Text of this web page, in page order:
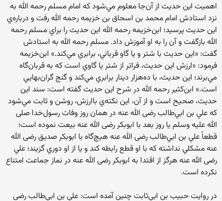
اهميت اين حديث از آن‌جا معلوم مي‌شود كه امام مسلم رحمه الله به
نزد استادش امام محمد بن اسحاق بن خزيمه رحمه الله رفت و درباره‌ي
اين حديث پرسيد؛ ابن‌خزيمه رحمه الله اين حديث را براي مسلم رحمه
الله بازگفت و آن را به او آموزش داد. مسلم رحمه الله به استادش
گفت: «اين حديث با شتر و يا گاو قرباني، برابري مي‌كند.» ابن‌خزيمه
فرمود: «ارزش اين حديث، فراتر از شتر يا گاوي است كه به قربان‌گاه
مي‌برند؛ اين حديث، با ده‌هزار دينار برابري مي‌كند و گنج گران‌بهايي
است.» ابن‌كثير رحمه الله در شرح اين حديث گفته است: سند اين
حديث، صحيح است و از آن، اين نكته‌ي باارزش، روشن و ثابت مي‌شود
كه علي بن ابي‌طالب رضی الله عنه در همان روز وفات رسول‌خدا صلی
الله علیه وسلم يا روز بعد با ابوبكر رضی الله عنه بيعت نموده است؛
قطعاً علي بن ابي‌طالب رضی الله عنه هيچ‌گاه با ابوبكر صديق رضی الله
عنه مشكلي نداشته كه با او قطع رابطه كند و يا از او دوري گزيند؛ علي
رضی الله عنه هرگز از اقتدا به ابوبكر رضی الله عنه در نماز جماعت امتناع
نكرده است.
در روايت حبيب بن ابي‌ثابت چنين آمده است: علي بن ابي‌طالب رضی